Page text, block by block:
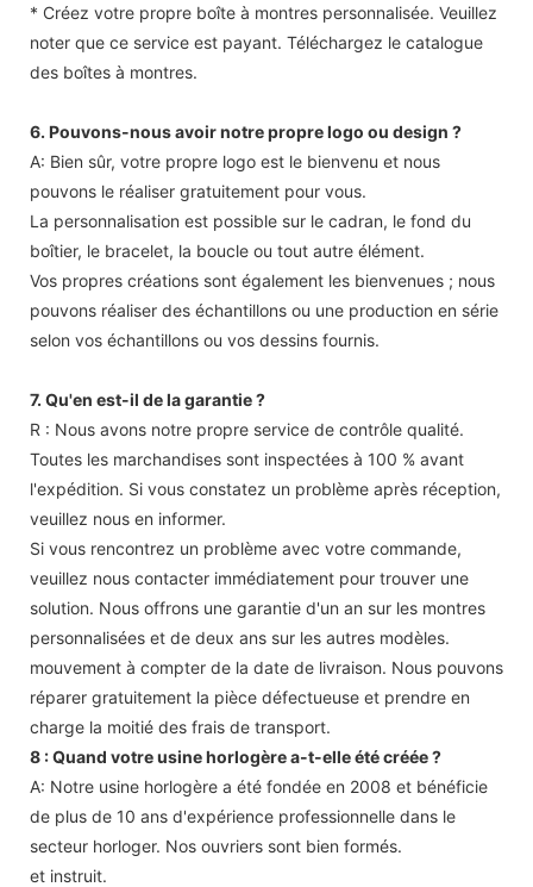
* Créez votre propre boîte à montres personnalisée. Veuillez
noter que ce service est payant. Téléchargez le catalogue
des boîtes à montres.
6. Pouvons-nous avoir notre propre logo ou design ?
A: Bien sûr, votre propre logo est le bienvenu et nous
pouvons le réaliser gratuitement pour vous.
La personnalisation est possible sur le cadran, le fond du
boîtier, le bracelet, la boucle ou tout autre élément.
Vos propres créations sont également les bienvenues ; nous
pouvons réaliser des échantillons ou une production en série
selon vos échantillons ou vos dessins fournis.
7. Qu'en est-il de la garantie ?
R : Nous avons notre propre service de contrôle qualité.
Toutes les marchandises sont inspectées à 100 % avant
l'expédition. Si vous constatez un problème après réception,
veuillez nous en informer.
Si vous rencontrez un problème avec votre commande,
veuillez nous contacter immédiatement pour trouver une
solution. Nous offrons une garantie d'un an sur les montres
personnalisées et de deux ans sur les autres modèles.
mouvement à compter de la date de livraison. Nous pouvons
réparer gratuitement la pièce défectueuse et prendre en
charge la moitié des frais de transport.
8 : Quand votre usine horlogère a-t-elle été créée ?
A: Notre usine horlogère a été fondée en 2008 et bénéficie
de plus de 10 ans d'expérience professionnelle dans le
secteur horloger. Nos ouvriers sont bien formés.
et instruit.